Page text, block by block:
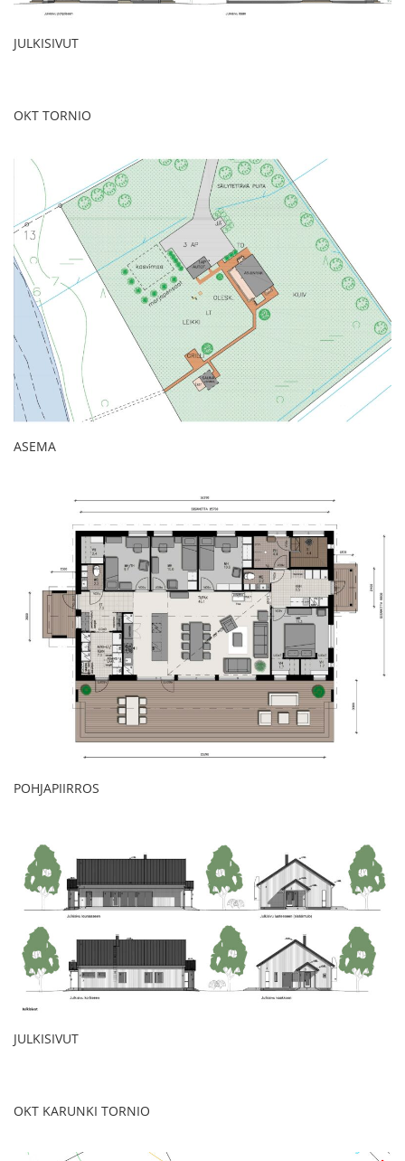
JULKISIVUT
OKT TORNIO
ASEMA
POHJAPIIRROS
JULKISIVUT
OKT KARUNKI TORNIO